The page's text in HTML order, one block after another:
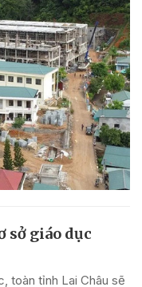
sở giáo dục
toàn tỉnh Lai Châu sẽ